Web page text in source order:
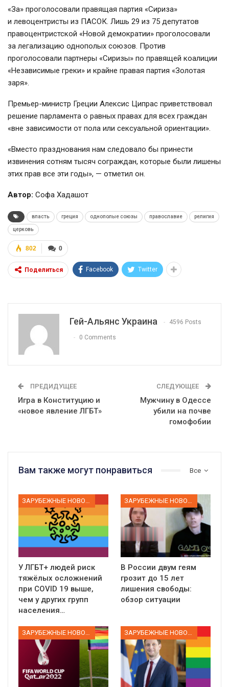
«За» проголосовали правящая партия «Сириза»
и левоцентристы из ПАСОК. Лишь 29 из 75 депутатов
правоцентристской «Новой демократии» проголосовали
за легализацию однополых союзов. Против
проголосовали партнеры «Сиризы» по правящей коалиции
«Независимые греки» и крайне правая партия «Золотая
заря».
Премьер-министр Греции Алексис Ципрас приветствовал
решение парламента о равных правах для всех граждан
«вне зависимости от пола или сексуальной ориентации».
«Вместо празднования нам следовало бы принести
извинения сотням тысяч сограждан, которые были лишены
этих прав все эти годы», — отметил он.
Автор: Софа Хадашот
власть греция однополые союзы православие религия
церковь
0
802
Поделиться Facebook Twitter
Гей-Альянс Украина 4596 Posts
0 Comments
ПРЕДИДУЩЕЕ
Игра в Конституцию и
«новое явление ЛГБТ»
СЛЕДУЮЩЕЕ
Мужчину в Одессе
убили на почве
гомофобии
Все
Вам также могут понравиться
У ЛГБТ+ людей риск
тяжёлых осложнений
при COVID 19 выше,
чем у других групп
населения…
В России двум геям
грозит до 15 лет
лишения свободы:
обзор ситуации